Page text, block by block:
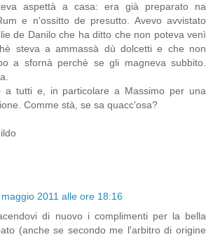
aspettà a casa: era già preparato na
e n'ossitto de presutto. Avevo avvistato
de Danilo che ha ditto che non poteva venì
steva a ammassà dù dolcetti e che non
a sfornà perchè se gli magneva subbito.
a tutti e, in particolare a Massimo per una
Comme stà, se sa quacc'osa?
2011 alle ore 18:16
di nuovo i complimenti per la bella
(anche se secondo me l'arbitro di origine